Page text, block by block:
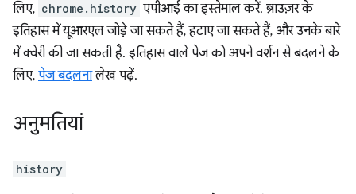
लिए, chrome.history एपीआई का इस्तेमाल करें. ब्राउज़र के
इतिहास में यूआरएल जोड़े जा सकते हैं, हटाए जा सकते हैं, और उनके बारे
में क्वेरी की जा सकती है. इतिहास वाले पेज को अपने वर्शन से बदलने के
लिए, पेज बदलनालेख पढ़ें.
अनुमतियां
history